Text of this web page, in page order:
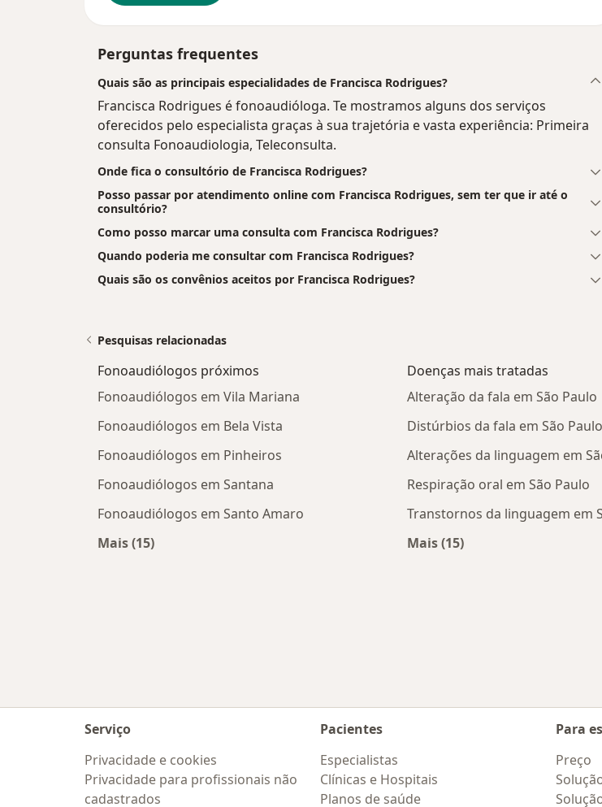
Perguntas frequentes
Quais são as principais especialidades de Francisca Rodrigues?
Francisca Rodrigues é fonoaudióloga. Te mostramos alguns dos serviços
oferecidos pelo especialista graças à sua trajetória e vasta experiência: Primeira
consulta Fonoaudiologia, Teleconsulta.
Onde fica o consultório de Francisca Rodrigues?
Posso passar por atendimento online com Francisca Rodrigues, sem ter que ir até o
consultório?
Como posso marcar uma consulta com Francisca Rodrigues?
Quando poderia me consultar com Francisca Rodrigues?
Quais são os convênios aceitos por Francisca Rodrigues?
Pesquisas relacionadas
Fonoaudiólogos próximos
Fonoaudiólogos em Vila Mariana
Fonoaudiólogos em Bela Vista
Fonoaudiólogos em Pinheiros
Fonoaudiólogos em Santana
Fonoaudiólogos em Santo Amaro
Mais (15)
Doenças mais tratadas
Alteração da fala em São Paulo
Distúrbios da fala em São Paulo
Alterações da linguagem em
Respiração oral em São Paulo
Transtornos da linguagem em
Mais (15)
Serviço
Privacidade e cookies
Privacidade para profissionais não
cadastrados
Pacientes
Especialistas
Clínicas e Hospitais
Planos de saúde
Para
Preço